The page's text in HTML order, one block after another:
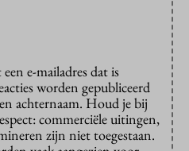
e-mailadres dat is
worden gepubliceerd
achternaam. Houd je bij
commerciële uitingen,
zijn niet toegestaan.